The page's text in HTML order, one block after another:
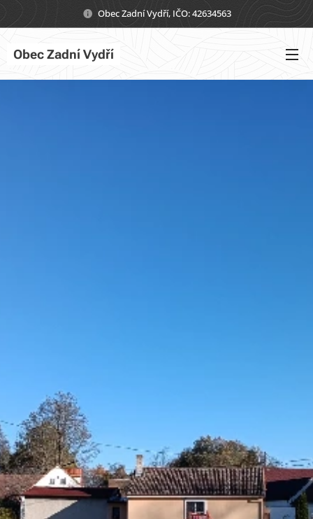
Obec Zadní Vydří, IČO: 42634563
Obec Zadní Vydří